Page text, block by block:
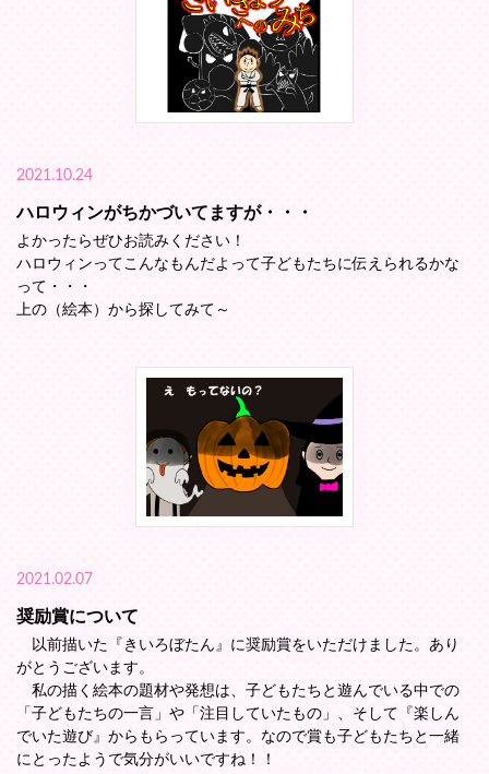
2021.10.24
ハロウィンがちかづいてますが・・・
よかったらぜひお読みください！
ハロウィンってこんなもんだよって子どもたちに伝えられるかな
って・・・
上の（絵本）から探してみて～
2021.02.07
奨励賞について
以前描いた『きいろぼたん』に奨励賞をいただけました。あり
がとうございます。
私の描く絵本の題材や発想は、子どもたちと遊んでいる中での
「子どもたちの一言」や「注目していたもの」、そして『楽しん
でいた遊び』からもらっています。なので賞も子どもたちと一緒
にとったようで気分がいいですね！！